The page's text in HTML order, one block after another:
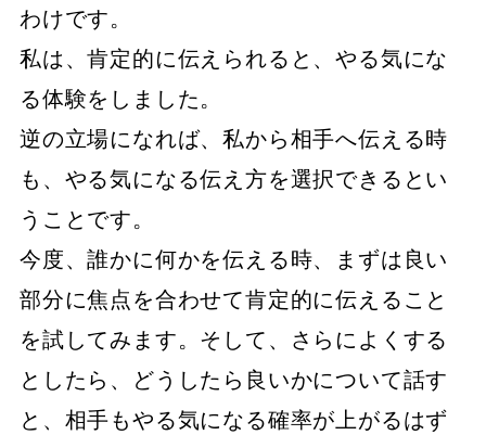
わけです。
私は、肯定的に伝えられると、やる気にな
る体験をしました。
逆の立場になれば、私から相手へ伝える時
も、やる気になる伝え方を選択できるとい
うことです。
今度、誰かに何かを伝える時、まずは良い
部分に焦点を合わせて肯定的に伝えること
を試してみます。そして、さらによくする
としたら、どうしたら良いかについて話す
と、相手もやる気になる確率が上がるはず